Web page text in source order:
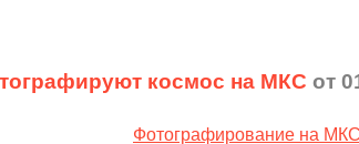
космос на МКС от